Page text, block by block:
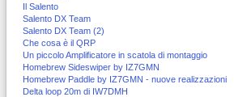
Il Salento
Salento DX Team
Salento DX Team (2)
Che cosa è il QRP
Un piccolo Amplificatore in scatola di montaggio
Homebrew Sideswiper by IZ7GMN
Homebrew Paddle by IZ7GMN - nuove realizzazioni
Delta loop 20m di IW7DMH